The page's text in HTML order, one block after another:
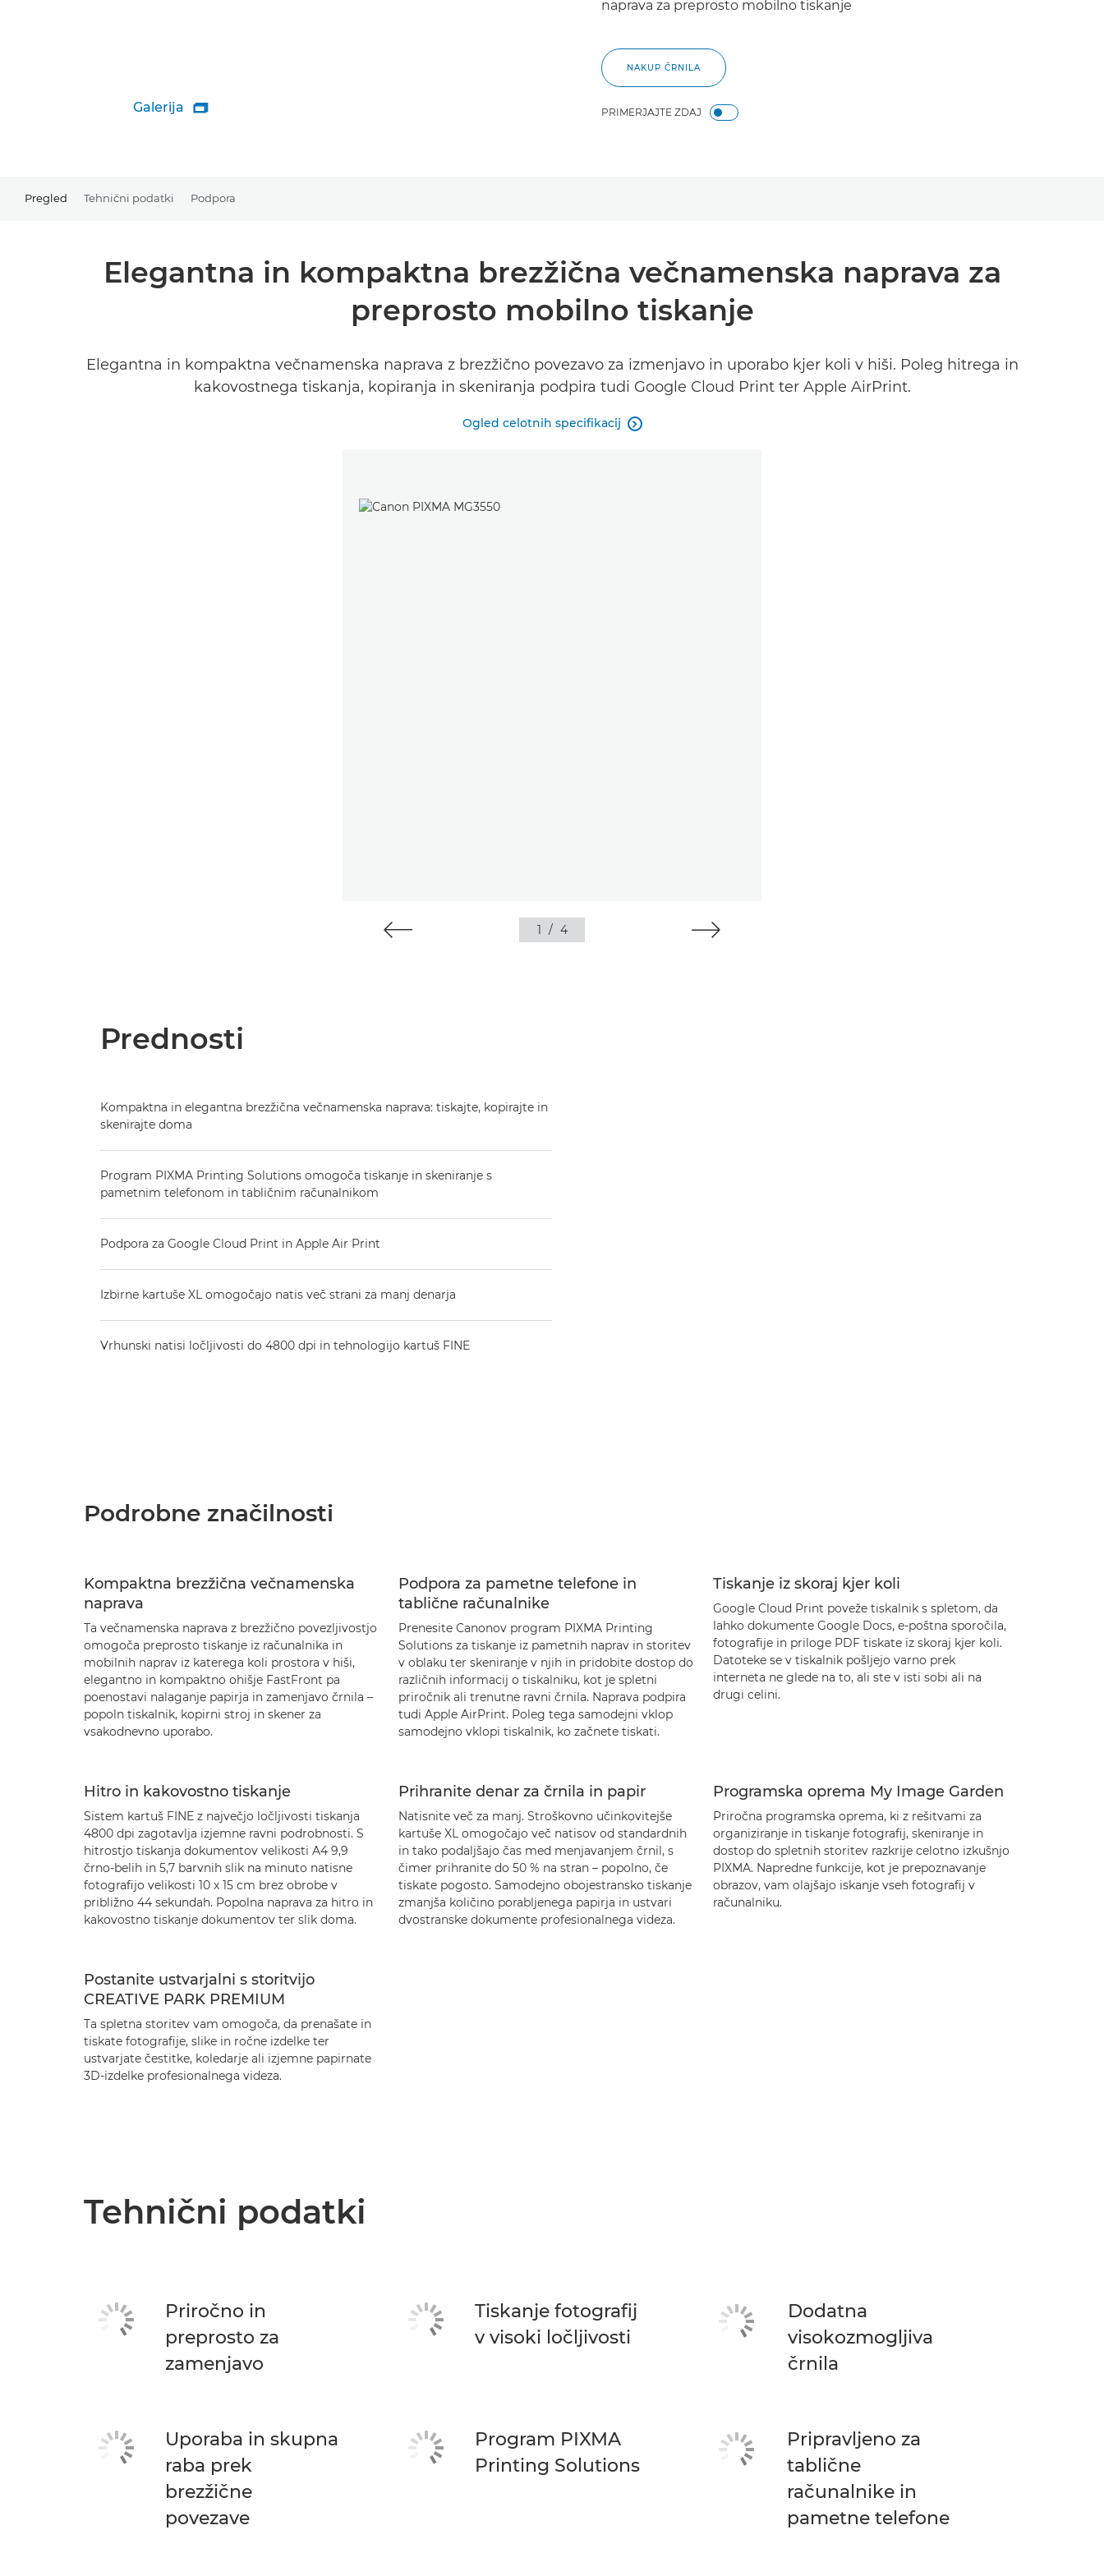
Galerija 
naprava za preprosto mobilno tiskanje
NAKUP ČRNILA
PRIMERJAJTE ZDAJ
Pregled Tehnični podatki Podpora
Elegantna in kompaktna brezžična večnamenska naprava za
preprosto mobilno tiskanje
Elegantna in kompaktna večnamenska naprava z brezžično povezavo za izmenjavo in uporabo kjer koli v hiši. Poleg hitrega in
kakovostnega tiskanja, kopiranja in skeniranja podpira tudi Google Cloud Print ter Apple AirPrint.
Ogled celotnih specifikacij 
1 / 4
Prednosti
Kompaktna in elegantna brezžična večnamenska naprava: tiskajte, kopirajte in
skenirajte doma
Program PIXMA Printing Solutions omogoča tiskanje in skeniranje s
pametnim telefonom in tabličnim računalnikom
Podpora za Google Cloud Print in Apple Air Print
Izbirne kartuše XL omogočajo natis več strani za manj denarja
Vrhunski natisi ločljivosti do 4800 dpi in tehnologijo kartuš FINE
Podrobne značilnosti
Kompaktna brezžična večnamenska
naprava
Ta večnamenska naprava z brezžično povezljivostjo
omogoča preprosto tiskanje iz računalnika in
mobilnih naprav iz katerega koli prostora v hiši,
elegantno in kompaktno ohišje FastFront pa
poenostavi nalaganje papirja in zamenjavo črnila –
popoln tiskalnik, kopirni stroj in skener za
vsakodnevno uporabo.
Podpora za pametne telefone in
tablične računalnike
Prenesite Canonov program PIXMA Printing
Solutions za tiskanje iz pametnih naprav in storitev
v oblaku ter skeniranje v njih in pridobite dostop do
različnih informacij o tiskalniku, kot je spletni
priročnik ali trenutne ravni črnila. Naprava podpira
tudi Apple AirPrint. Poleg tega samodejni vklop
samodejno vklopi tiskalnik, ko začnete tiskati.
Tiskanje iz skoraj kjer koli
Google Cloud Print poveže tiskalnik s spletom, da
lahko dokumente Google Docs, e-poštna sporočila,
fotografije in priloge PDF tiskate iz skoraj kjer koli.
Datoteke se v tiskalnik pošljejo varno prek
interneta ne glede na to, ali ste v isti sobi ali na
drugi celini.
Hitro in kakovostno tiskanje
Sistem kartuš FINE z največjo ločljivosti tiskanja
4800 dpi zagotavlja izjemne ravni podrobnosti. S
hitrostjo tiskanja dokumentov velikosti A4 9,9
črno-belih in 5,7 barvnih slik na minuto natisne
fotografijo velikosti 10 x 15 cm brez obrobe v
približno 44 sekundah. Popolna naprava za hitro in
kakovostno tiskanje dokumentov ter slik doma.
Prihranite denar za črnila in papir
Natisnite več za manj. Stroškovno učinkovitejše
kartuše XL omogočajo več natisov od standardnih
in tako podaljšajo čas med menjavanjem črnil, s
čimer prihranite do 50 % na stran – popolno, če
tiskate pogosto. Samodejno obojestransko tiskanje
zmanjša količino porabljenega papirja in ustvari
dvostranske dokumente profesionalnega videza.
Programska oprema My Image Garden
Priročna programska oprema, ki z rešitvami za
organiziranje in tiskanje fotografij, skeniranje in
dostop do spletnih storitev razkrije celotno izkušnjo
PIXMA. Napredne funkcije, kot je prepoznavanje
obrazov, vam olajšajo iskanje vseh fotografij v
računalniku.
Postanite ustvarjalni s storitvijo
CREATIVE PARK PREMIUM
Ta spletna storitev vam omogoča, da prenašate in
tiskate fotografije, slike in ročne izdelke ter
ustvarjate čestitke, koledarje ali izjemne papirnate
3D-izdelke profesionalnega videza.
Tehnični podatki
Priročno in
preprosto za
zamenjavo
Tiskanje fotografij
v visoki ločljivosti
Dodatna
visokozmogljiva
črnila
Uporaba in skupna
raba prek
brezžične
povezave
Program PIXMA
Printing Solutions
Pripravljeno za
tablične
računalnike in
pametne telefone